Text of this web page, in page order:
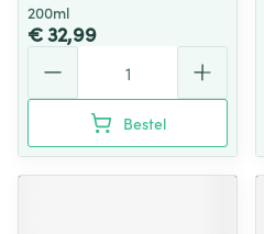
200ml
€ 32,99
Bestel